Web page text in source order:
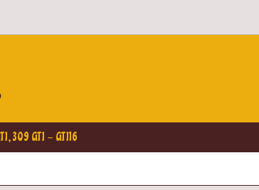
GTI - GTI16